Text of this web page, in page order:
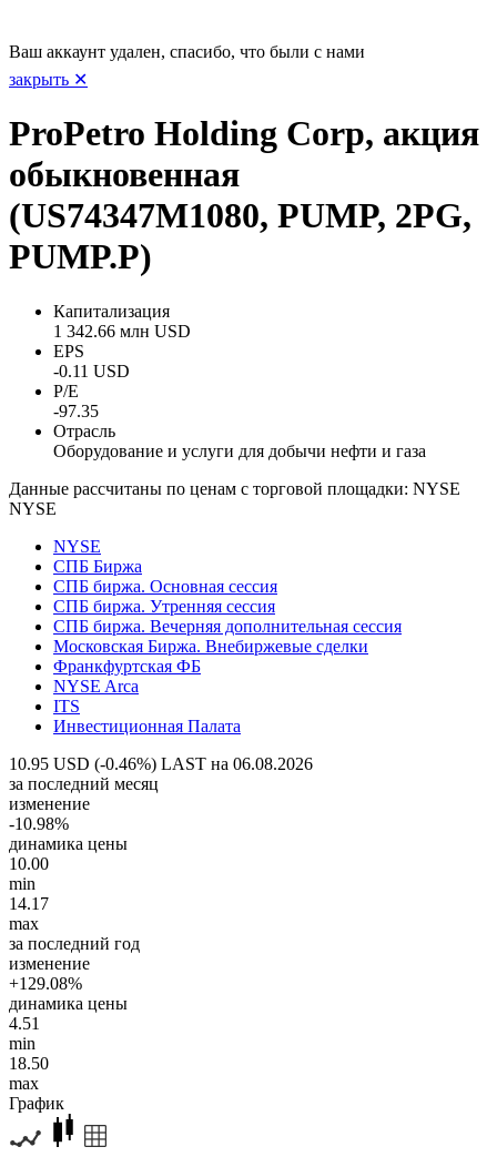
Ваш аккаунт удален, спасибо, что были с нами
закрыть ✕
ProPetro Holding Corp, акция
обыкновенная
(US74347M1080, PUMP, 2PG,
PUMP.P)
Капитализация
1 342.66 млн USD
EPS
-0.11 USD
P/E
-97.35
Отрасль
Оборудование и услуги для добычи нефти и газа
Данные рассчитаны по ценам с торговой площадки: NYSE
NYSE
NYSE
СПБ Биржа
СПБ биржа. Основная сессия
СПБ биржа. Утренняя сессия
СПБ биржа. Вечерняя дополнительная сессия
Московская Биржа. Внебиржевые сделки
Франкфуртская ФБ
NYSE Arca
ITS
Инвестиционная Палата
10.95 USD (-0.46%) LAST на 06.08.2026
за последний месяц
изменение
-10.98%
динамика цены
10.00
min
14.17
max
за последний год
изменение
+129.08%
динамика цены
4.51
min
18.50
max
График